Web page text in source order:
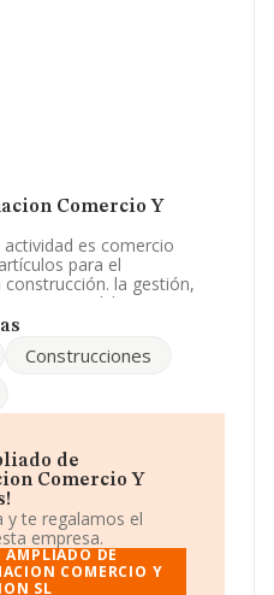
Comercio Y
es comercio
para el
la gestión,
los servicios
profesional. La
con código 4755. La
con la empresa a través
Comercio y
está situada en Avenida
en el municipio de Torrox,
de los datos de
Construcciones
de
Comercio Y
y te regalamos el
empresa.
AMPLIADO DE
COMERCIO Y
SL